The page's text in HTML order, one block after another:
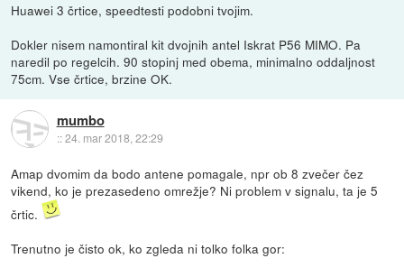
Huawei 3 črtice, speedtesti podobni tvojim.
Dokler nisem namontiral kit dvojnih antel Iskrat P56 MIMO. Pa
naredil po regelcih. 90 stopinj med obema, minimalno oddaljnost
75cm. Vse črtice, brzine OK.
mumbo
::24. mar 2018, 22:29
Amap dvomim da bodo antene pomagale, npr ob 8 zvečer čez
vikend, ko je prezasedeno omrežje? Ni problem v signalu, ta je 5
črtic.
Trenutno je čisto ok, ko zgleda ni tolko folka gor: